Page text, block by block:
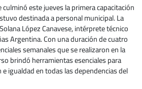
este jueves la primera capacitación
destinada a personal municipal. La
López Canavese, intérprete técnico
Argentina. Con una duración de cuatro
semanales que se realizaron en la
brindó herramientas esenciales para
igualdad en todas las dependencias del